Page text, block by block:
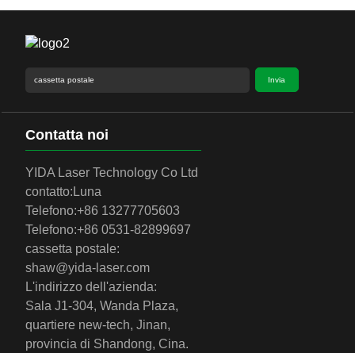
Invia
Contatta noi
YIDA Laser Technology Co Ltd
contatto: Luna
Telefono:+86 13277705603
Telefono:+86 0531-82899697
cassetta postale:
shaw@yida-laser.com
L'indirizzo dell'azienda:
Sala J1-304, Wanda Plaza,
quartiere new-tech, Jinan,
provincia di Shandong, Cina.